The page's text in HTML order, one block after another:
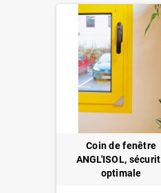
Coin de fenêtre
ANGL'ISOL,
optimale